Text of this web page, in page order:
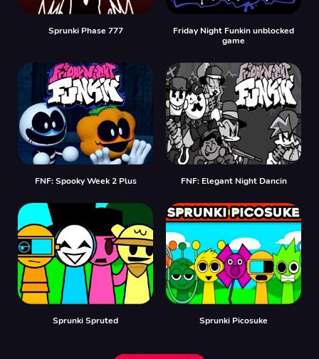
Sprunki Phase 777
Friday Night Funkin unblocked
game
FNF: Spooky Week 2 Plus FNF: Elegant Night Dancin
Sprunki Spruted Sprunki Picosuke